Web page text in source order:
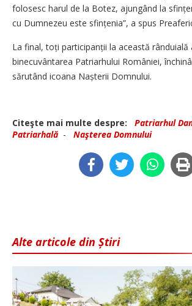
folosesc harul de la Botez, ajungând la
cu Dumnezeu este sfințenia”, a spus
La final, toți participanții la această rânduială
binecuvântarea Patriarhului României,
sărutând icoana Nașterii Domnului.
Citeşte mai multe despre: Patriarhul
Patriarhală - Naşterea Domnului
Alte articole din Știri